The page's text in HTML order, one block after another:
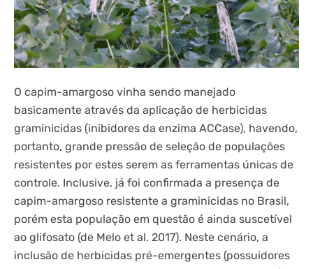
O capim-amargoso vinha sendo manejado
basicamente através da aplicação de herbicidas
graminicidas (inibidores da enzima ACCase), havendo,
portanto, grande pressão de seleção de populações
resistentes por estes serem as ferramentas únicas de
controle. Inclusive, já foi confirmada a presença de
capim-amargoso resistente a graminicidas no Brasil,
porém esta população em questão é ainda suscetível
ao glifosato (de Melo et al. 2017). Neste cenário, a
inclusão de herbicidas pré-emergentes (possuidores